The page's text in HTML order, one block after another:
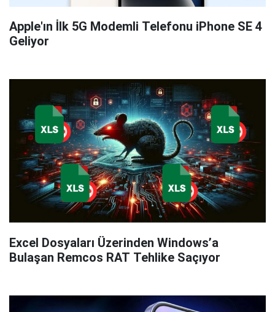
Apple'ın İlk 5G Modemli Telefonu iPhone SE 4
Geliyor
Excel Dosyaları Üzerinden Windows’a
Bulaşan Remcos RAT Tehlike Saçıyor